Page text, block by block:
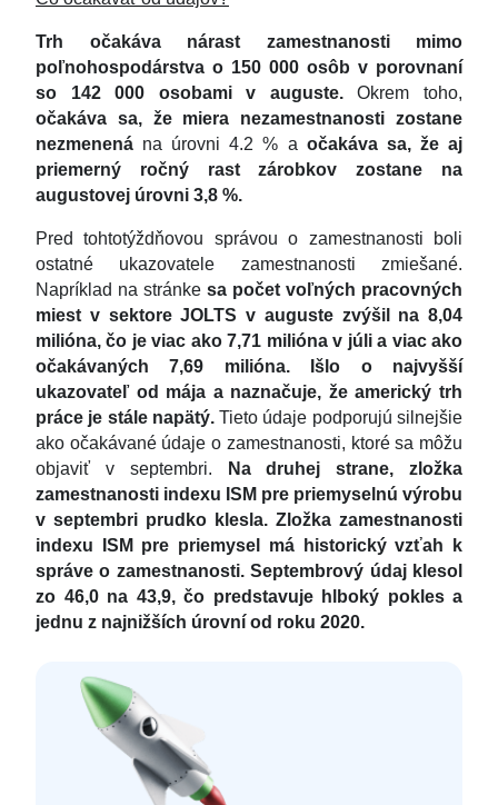
Trh očakáva nárast zamestnanosti mimo
poľnohospodárstva o 150 000 osôb v porovnaní
so 142 000 osobami v auguste.
Okrem toho,
očakáva sa, že miera nezamestnanosti zostane
nezmenená na úrovni 4.2 % a očakáva sa, že aj
priemerný ročný rast zárobkov
zostane na
augustovej úrovni 3,8 %.
Pred tohtotýždňovou správou o zamestnanosti boli
ostatné ukazovatele zamestnanosti zmiešané.
Napríklad na stránke sa počet voľných pracovných
miest v sektore JOLTS v auguste zvýšil na 8,04
milióna, čo je viac ako 7,71 milióna v júli a viac ako
očakávaných 7,69 milióna. Išlo o najvyšší
ukazovateľ od mája a naznačuje, že americký trh
práce je stále napätý. Tieto údaje podporujú silnejšie
ako očakávané údaje o zamestnanosti, ktoré sa môžu
objaviť v septembri.
Na druhej strane, zložka
zamestnanosti indexu ISM pre priemyselnú výrobu
v septembri prudko klesla. Zložka zamestnanosti
indexu ISM pre priemysel má historický vzťah k
správe o zamestnanosti. Septembrový údaj klesol
zo 46,0 na 43,9, čo predstavuje hlboký pokles a
jednu z najnižších úrovní od roku 2020.